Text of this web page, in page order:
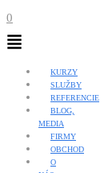
0
Menu
KURZY
SLUŽBY
REFERENCIE
BLOG,
MEDIA
FIRMY
OBCHOD
O